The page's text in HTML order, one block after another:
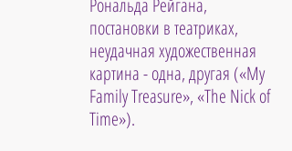
Рональда Рейгана,
постановки в театриках,
неудачная художественная
картина - одна, другая («My
Family Treasure», «The Nick of
Time»).